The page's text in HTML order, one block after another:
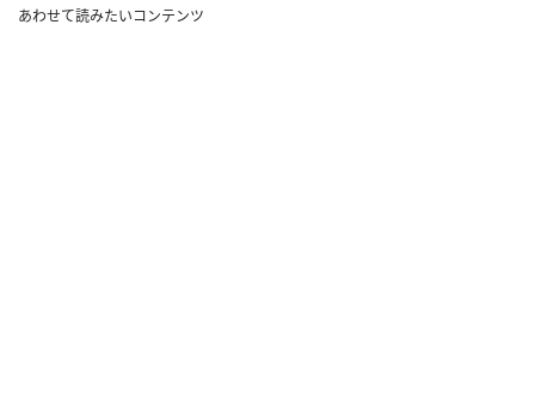
あわせて読みたいコンテンツ